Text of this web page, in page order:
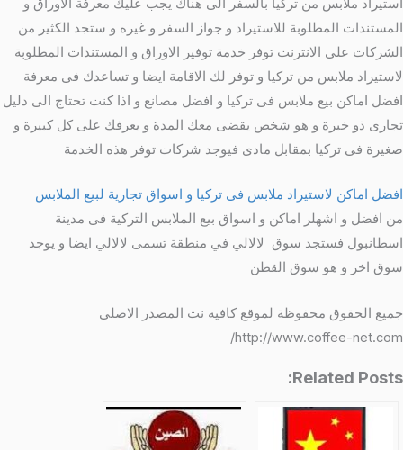
استيراد ملابس من تركيا بالسفر الى هناك يجب عليك معرفة الاوراق و
المستندات المطلوبة للاستيراد و جواز السفر و غيره و ستجد الكثير من
الشركات على الانترنت توفر خدمة توفير الاوراق و المستندات المطلوبة
لاستيراد ملابس من تركيا و توفر لك الاقامة ايضا و تساعدك فى معرفة
افضل اماكن بيع ملابس فى تركيا و افضل مصانع و اذا كنت تحتاج الى دليل
تجارى ذو خبرة و هو شخص يقضى معك المدة و يعرفك على كل كبيرة و
صغيرة فى تركيا بمقابل مادى فيوجد شركات توفر هذه الخدمة
افضل اماكن لاستيراد ملابس فى تركيا و اسواق تجارية لبيع الملابس
من افضل و اشهلر اماكن و اسواق بيع الملابس التركية فى مدينة
اسطانبول فستجد سوق لالالي في منطقة تسمى لالالي ايضا و يوجد
سوق اخر و هو سوق القطن
جميع الحقوق محفوظة لموقع كافيه نت المصدر الاصلى
http://www.coffee-net.com/
Related Posts: